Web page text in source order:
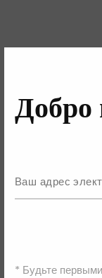
Добро
* Будьте